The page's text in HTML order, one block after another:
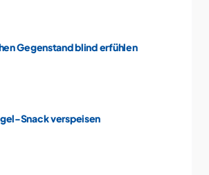
Gegenstand blind erfühlen
Snack verspeisen